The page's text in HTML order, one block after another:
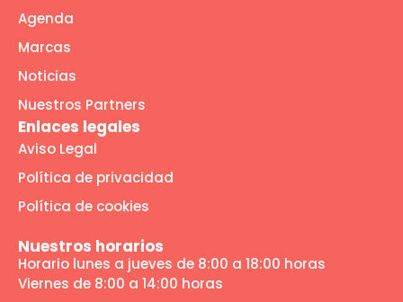
Agenda
Marcas
Noticias
Nuestros Partners
Enlaces legales
Aviso Legal
Política de privacidad
Política de cookies
Nuestros horarios
Horario lunes a jueves de 8:00 a 18:00 horas
Viernes de 8:00 a 14:00 horas